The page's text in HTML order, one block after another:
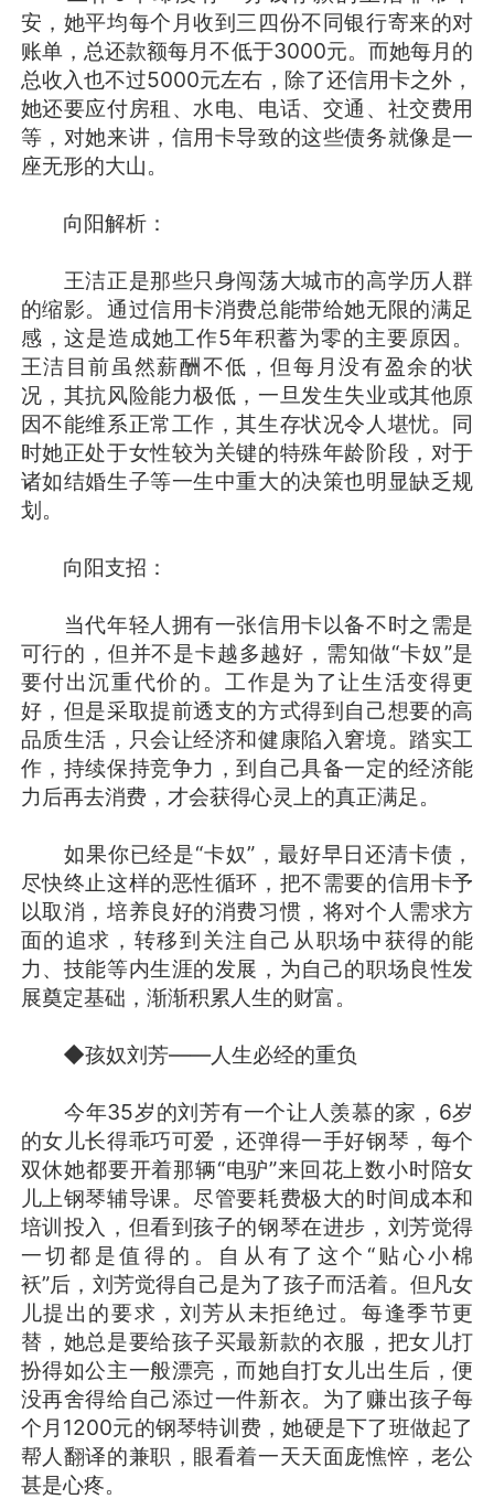
安，她平均每个月收到三四份不同银行寄来的对
账单，总还款额每月不低于3000元。而她每月的
总收入也不过5000元左右，除了还信用卡之外，
她还要应付房租、水电、电话、交通、社交费用
等，对她来讲，信用卡导致的这些债务就像是一
座无形的大山。
向阳解析：
王洁正是那些只身闯荡大城市的高学历人群
的缩影。通过信用卡消费总能带给她无限的满足
感，这是造成她工作5年积蓄为零的主要原因。
王洁目前虽然薪酬不低，但每月没有盈余的状
况，其抗风险能力极低，一旦发生失业或其他原
因不能维系正常工作，其生存状况令人堪忧。同
时她正处于女性较为关键的特殊年龄阶段，对于
诸如结婚生子等一生中重大的决策也明显缺乏规
划。
向阳支招：
当代年轻人拥有一张信用卡以备不时之需是
可行的，但并不是卡越多越好，需知做“卡奴”是
要付出沉重代价的。工作是为了让生活变得更
好，但是采取提前透支的方式得到自己想要的高
品质生活，只会让经济和健康陷入窘境。踏实工
作，持续保持竞争力，到自己具备一定的经济能
力后再去消费，才会获得心灵上的真正满足。
如果你已经是“卡奴”，最好早日还清卡债，
尽快终止这样的恶性循环，把不需要的信用卡予
以取消，培养良好的消费习惯，将对个人需求方
面的追求，转移到关注自己从职场中获得的能
力、技能等内生涯的发展，为自己的职场良性发
展奠定基础，渐渐积累人生的财富。
◆孩奴刘芳——人生必经的重负
今年35岁的刘芳有一个让人羡慕的家，6岁
的女儿长得乖巧可爱，还弹得一手好钢琴，每个
双休她都要开着那辆“电驴”来回花上数小时陪女
儿上钢琴辅导课。尽管要耗费极大的时间成本和
培训投入，但看到孩子的钢琴在进步，刘芳觉得
一切都是值得的。自从有了这个“贴心小棉
袄”后，刘芳觉得自己是为了孩子而活着。但凡女
儿提出的要求，刘芳从未拒绝过。每逢季节更
替，她总是要给孩子买最新款的衣服，把女儿打
扮得如公主一般漂亮，而她自打女儿出生后，便
没再舍得给自己添过一件新衣。为了赚出孩子每
个月1200元的钢琴特训费，她硬是下了班做起了
帮人翻译的兼职，眼看着一天天面庞憔悴，老公
甚是心疼。